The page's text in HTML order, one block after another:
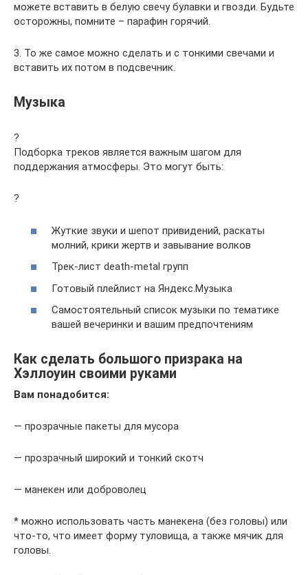
можете вставить в белую свечу булавки и гвозди. Будьте
осторожны, помните – парафин горячий.
3. То же самое можно сделать и с тонкими свечами и
вставить их потом в подсвечник.
Музыка
?
Подборка треков является важным шагом для
поддержания атмосферы. Это могут быть:
?
Жуткие звуки и шепот привидений, раскаты
молний, крики жертв и завывание волков
Трек-лист death-metal групп
Готовый плейлист на Яндекс.Музыка
Самостоятельный список музыки по тематике
вашей вечеринки и вашим предпочтениям
Как сделать большого призрака на
Хэллоуин своими руками
Вам понадобится:
— прозрачные пакеты для мусора
— прозрачный широкий и тонкий скотч
— манекен или доброволец
* можно использовать часть манекена (без головы) или
что-то, что имеет форму туловища, а также мячик для
головы.